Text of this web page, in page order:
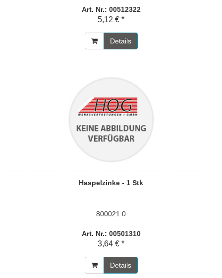
Art. Nr.: 00512322
5,12 € *
Details
Haspelzinke - 1 Stk
800021.0
Art. Nr.: 00501310
3,64 € *
Details